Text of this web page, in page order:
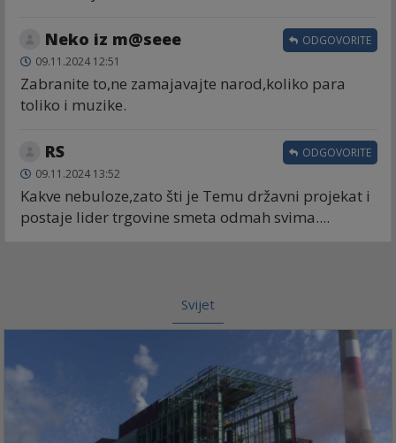
Neko iz m@seee
09.11.2024 12:51
Zabranite to,ne zamajavajte narod,koliko para
toliko i muzike.
ODGOVORITE
RS
09.11.2024 13:52
Kakve nebuloze,zato šti je Temu državni projekat i
postaje lider trgovine smeta odmah svima....
ODGOVORITE
Svijet